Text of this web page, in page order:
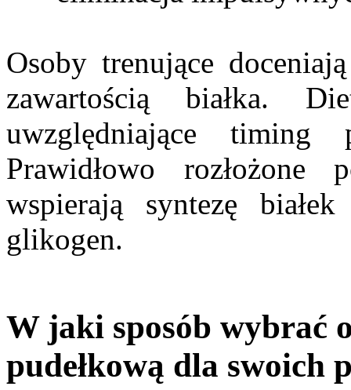
Osoby trenujące
zawartością białka.
uwzględniające timing
Prawidłowo
wspierają syntezę
glikogen.
W jaki sposób wybrać
pudełkową dla swoich